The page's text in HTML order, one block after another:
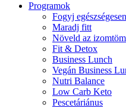
Programok
Fogyj egészségesen
Maradj fitt
Növeld az
Fit & Detox
Business Lunch
Vegán Business
Nutri Balance
Low Carb Keto
Pescetáriánus